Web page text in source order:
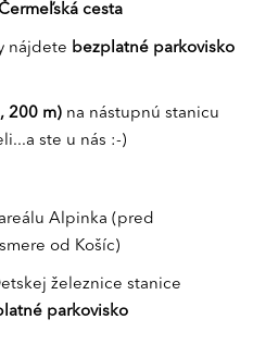
cesta
nájdete bezplatné parkovisko
200 m) na nástupnú stanicu
ste u nás :-)
Alpinka (pred
od Košíc)
železnice stanice
parkovisko